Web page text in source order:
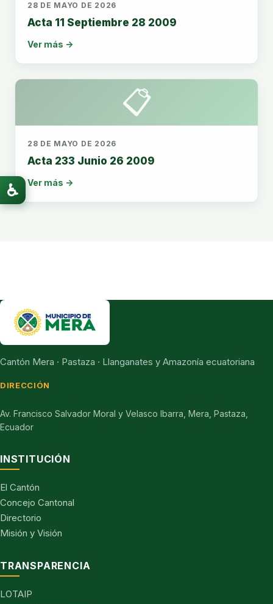
28 DE MAYO DE 2026
Acta 11 Septiembre 28 2009
Ver más →
📋
28 DE MAYO DE 2026
Acta 233 Junio 26 2009
Ver más →
Cantón Mera · Pastaza · Llanganates y Amazonía ecuatoriana
DIRECCIÓN
Av. Francisco Salvador Moral y Velasco Ibarra, Mera, Pastaza,
Ecuador
INSTITUCIÓN
El Cantón
Concejo Cantonal
Directorio
Misión y Visión
TRANSPARENCIA
LOTAIP
♿